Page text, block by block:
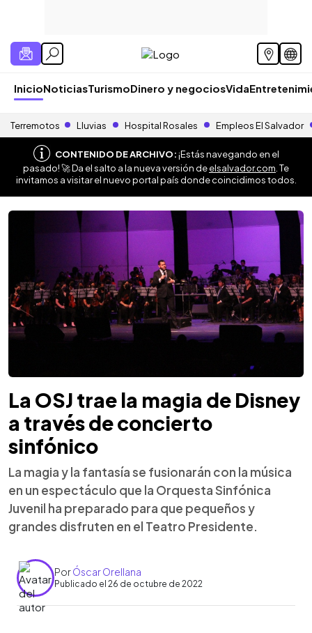
InicioNoticiasTurismoDinero y negociosVida
Terremotos Lluvias Hospital Rosales Empleos El Salvador
CONTENIDO DE ARCHIVO:¡Estás navegando en el
pasado! 🚀 Da el salto a la nueva versión deelsalvador.com . Te
invitamos a visitar el nuevo portal país donde coincidimos todos.
La OSJ trae la magia de Disney
a través de concierto
sinfónico
La magia y la fantasía se fusionarán con la música
en un espectáculo que la Orquesta Sinfónica
Juvenil ha preparado para que pequeños y
grandes disfruten en el Teatro Presidente.
PorÓscar Orellana
Publicado el 26 de octubre de 2022